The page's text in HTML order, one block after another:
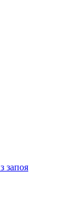
запоя